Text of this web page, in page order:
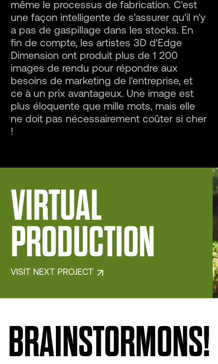
même le processus de fabrication. C'est
une façon intelligente de s'assurer qu'il n'y
a pas de gaspillage dans les stocks. En
fin de compte, les artistes 3D d'Edge
Dimension ont produit plus de 1 200
images de rendu pour répondre aux
besoins de marketing de l'entreprise, et
ce à un prix avantageux. Une image est
plus éloquente que mille mots, mais elle
ne doit pas nécessairement coûter si cher
!
VIRTUAL
PRODUCTION
VISIT NEXT PROJECT
BRAINSTORMONS!